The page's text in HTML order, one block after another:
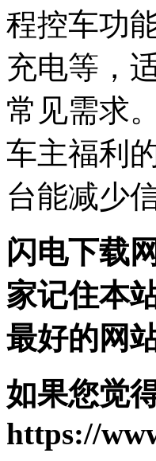
程控车功
充电等，
常见需求
车主福利
台能减少
闪电下载
家记住本
最好的网
如果您觉
https://